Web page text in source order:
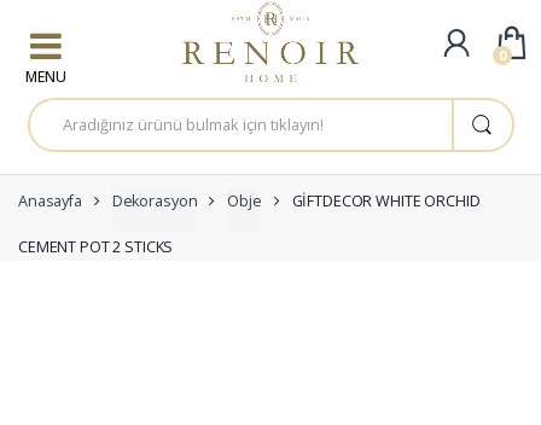
A
r
a
a
:
Anasayfa Dekorasyon Obje GİFTDECOR WHITE ORCHID
CEMENT POT 2 STICKS
0